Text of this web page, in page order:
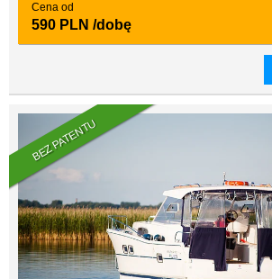
Cena od
590 PLN /dobę
BEZ PATENTU